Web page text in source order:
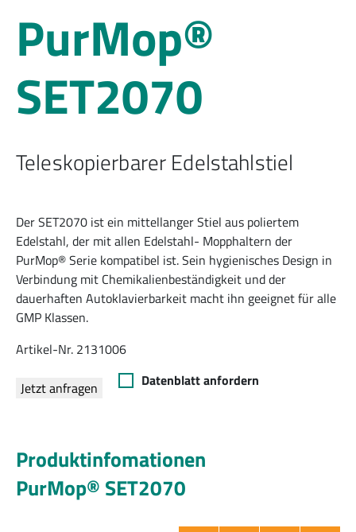
PurMop®
SET2070
Teleskopierbarer Edelstahlstiel
Der SET2070 ist ein mittellanger Stiel aus poliertem
Edelstahl, der mit allen Edelstahl- Mopphaltern der
PurMop® Serie kompatibel ist. Sein hygienisches Design in
Verbindung mit Chemikalienbeständigkeit und der
dauerhaften Autoklavierbarkeit macht ihn geeignet für alle
GMP Klassen.
Artikel-Nr. 2131006
Jetzt anfragen Datenblatt anfordern
Produktinfomationen
PurMop® SET2070